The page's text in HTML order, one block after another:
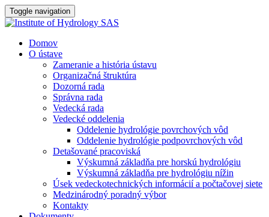
Toggle navigation
Domov
O ústave
Zameranie a história ústavu
Organizačná štruktúra
Dozorná rada
Správna rada
Vedecká rada
Vedecké oddelenia
Oddelenie hydrológie povrchových vôd
Oddelenie hydrológie podpovrchových vôd
Detašované pracoviská
Výskumná základňa pre horskú hydrológiu
Výskumná základňa pre hydrológiu nížin
Úsek vedeckotechnických informácií a počtačovej siete
Medzinárodný poradný výbor
Kontakty